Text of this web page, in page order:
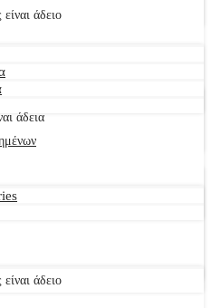
άδειο
άδεια
άδειο